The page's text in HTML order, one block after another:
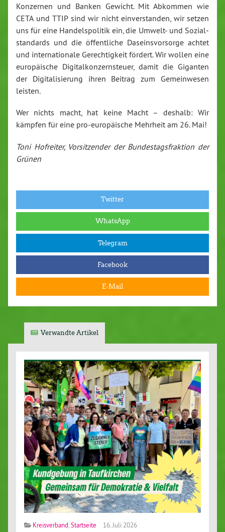
Konzernen und Banken Gewicht. Mit Abkommen wie
CETA und TTIP sind wir nicht ein­ver­stan­den, wir setzen
uns für eine Han­dels­po­li­tik ein, die Umwelt- und So­zi­al­
stan­dards und die öf­fent­li­che Da­seins­vor­sor­ge achtet
und inter­na­tio­na­le Ge­rech­tig­keit fördert. Wir wollen eine
eu­ro­päi­sche Di­gi­tal­kon­zern­steu­er, damit die Giganten
der Di­gi­ta­li­sie­rung ihren Beitrag zum Ge­mein­we­sen
leisten.
Wer nichts macht, hat keine Macht – deshalb: Wir
kämpfen für eine pro-eu­ro­päi­sche Mehrheit am 26. Mai!
Toni Hofreiter, Vor­sit­zen­der der Bun­des­tags­frak­ti­on der
Grünen
Twitter
WhatsApp
Telegram
Facebook
E-Mail
Verwandte Artikel
Kreisverband,Startseite 16. Juli 2026